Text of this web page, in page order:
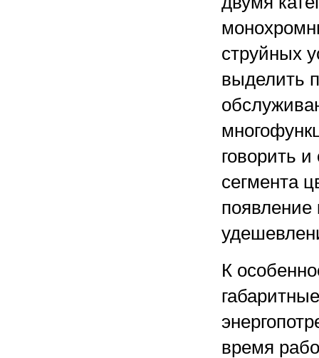
струйных
выделить
говорить
сегмента
появление
К
время